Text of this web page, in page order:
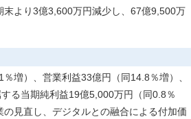
末より3億3,600万円減少し、67億9,500万
増）、営業利益33億円（同14.8％増）、
る当期純利益19億5,000万円（同0.8％
見直し、デジタルとの融合による付加価